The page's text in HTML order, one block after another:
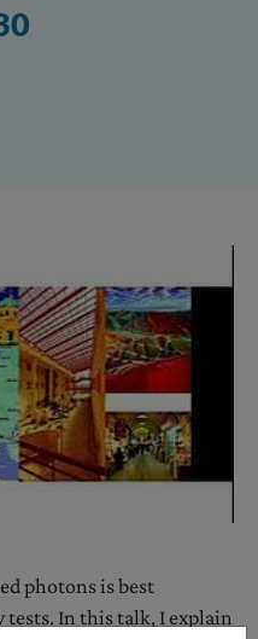
photons is best
In this talk, I explain